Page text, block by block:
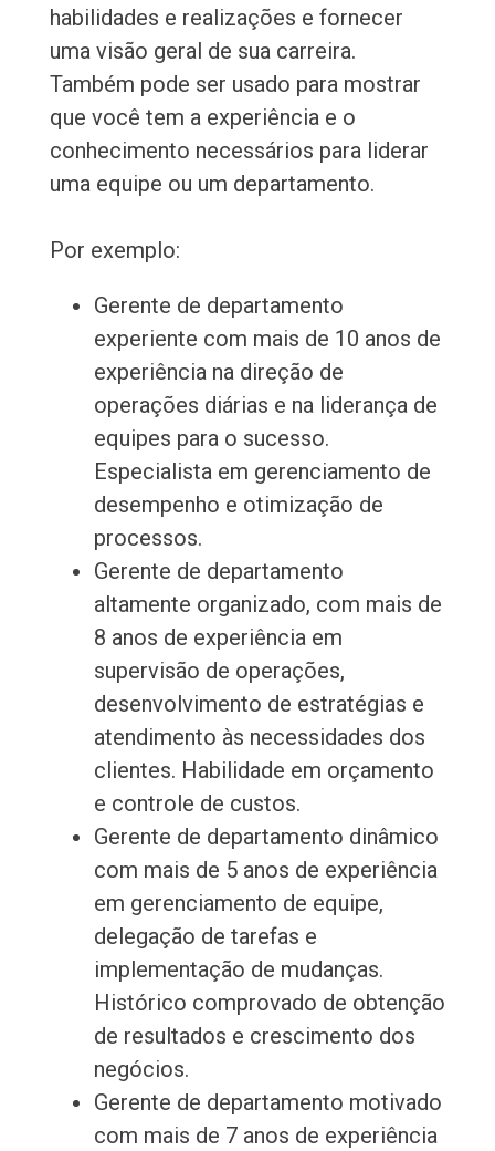
habilidades e realizações e fornecer
uma visão geral de sua carreira.
Também pode ser usado para mostrar
que você tem a experiência e o
conhecimento necessários para liderar
uma equipe ou um departamento.
Por exemplo:
Gerente de departamento
experiente com mais de 10 anos de
experiência na direção de
operações diárias e na liderança de
equipes para o sucesso.
Especialista em gerenciamento de
desempenho e otimização de
processos.
Gerente de departamento
altamente organizado, com mais de
8 anos de experiência em
supervisão de operações,
desenvolvimento de estratégias e
atendimento às necessidades dos
clientes. Habilidade em orçamento
e controle de custos.
Gerente de departamento dinâmico
com mais de 5 anos de experiência
em gerenciamento de equipe,
delegação de tarefas e
implementação de mudanças.
Histórico comprovado de obtenção
de resultados e crescimento dos
negócios.
Gerente de departamento motivado
com mais de 7 anos de experiência